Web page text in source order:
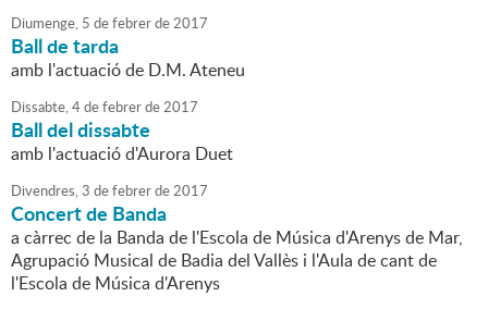
Diumenge, 5 defebrerde2017
Ball de tarda
amb l'actuació de D.M. Ateneu
Dissabte,4defebrerde2017
Ball del dissabte
amb l'actuació d'Aurora Duet
Divendres,3 defebrerde2017
Concert de Banda
a càrrec de la Banda de l'Escola de Música d'Arenys de Mar,
Agrupació Musical de Badia del Vallès i l'Aula de cant de
l'Escola de Música d'Arenys